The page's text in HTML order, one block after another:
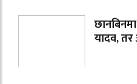
यादव, तर